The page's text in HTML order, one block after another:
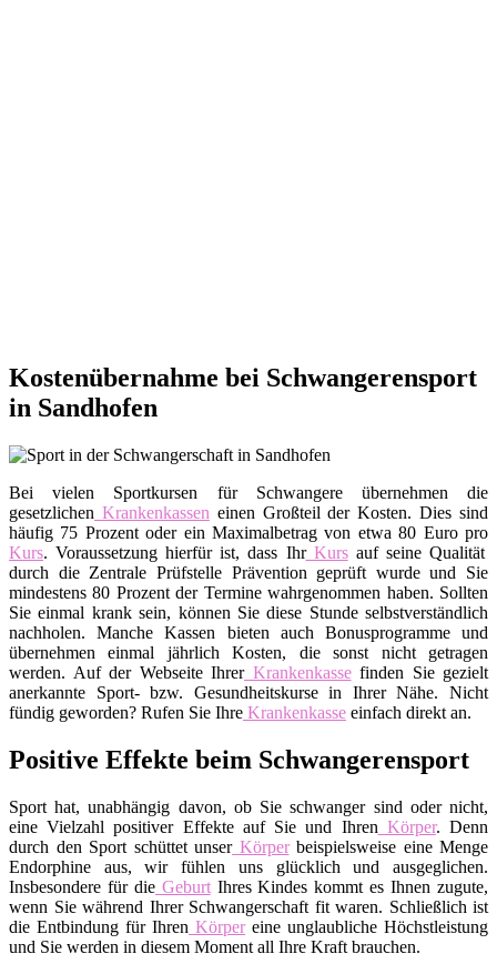
Kostenübernahme bei Schwangerensport
in Sandhofen
Bei vielen Sportkursen für Schwangere übernehmen die
gesetzlichen Krankenkassen einen Großteil der Kosten. Dies sind
häufig 75 Prozent oder ein Maximalbetrag von etwa 80 Euro pro
Kurs. Voraussetzung hierfür ist, dass IhrKursauf seine Qualität
durch die Zentrale Prüfstelle Prävention geprüft wurde und Sie
mindestens 80 Prozent der Termine wahrgenommen haben. Sollten
Sie einmal krank sein, können Sie diese Stunde selbstverständlich
nachholen. Manche Kassen bieten auch Bonusprogramme und
übernehmen einmal jährlich Kosten, die sonst nicht getragen
werden. Auf der Webseite IhrerKrankenkassefinden Sie gezielt
anerkannte Sport- bzw. Gesundheitskurse in Ihrer Nähe. Nicht
fündig geworden? Rufen Sie Ihre Krankenkasse einfach direkt an.
Positive Effekte beim Schwangerensport
Sport hat, unabhängig davon, ob Sie schwanger sind oder nicht,
eine Vielzahl positiver Effekte auf Sie und Ihren Körper. Denn
durch den Sport schüttet unserKörperbeispielsweise eine Menge
Endorphine aus, wir fühlen uns glücklich und ausgeglichen.
Insbesondere für dieGeburtIhres Kindes kommt es Ihnen zugute,
wenn Sie während Ihrer Schwangerschaft fit waren. Schließlich ist
die Entbindung für Ihren Körpereine unglaubliche Höchstleistung
und Sie werden in diesem Moment all Ihre Kraft brauchen.